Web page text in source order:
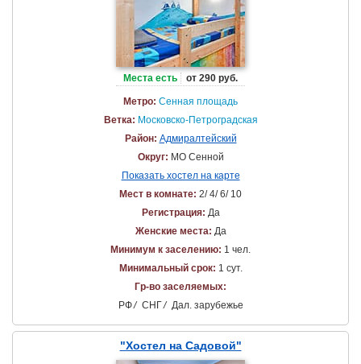
Места есть от 290 руб.
Метро: Сенная площадь
Ветка: Московско-Петроградская
Район: Адмиралтейский
Округ: МО Сенной
Показать хостел на карте
Мест в комнате: 2/ 4/ 6/ 10
Регистрация: Да
Женские места: Да
Минимум к заселению: 1 чел.
Минимальный срок: 1 сут.
Гр-во заселяемых:
РФ/ СНГ/ Дал. зарубежье
"Хостел на Садовой"